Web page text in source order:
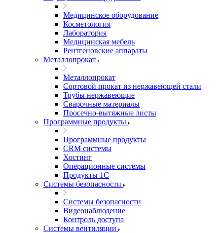
Медицинское оборудование
Косметология
Лаборатория
Медицинская мебель
Рентгеновские аппараты
Металлопрокат
Металлопрокат
Сортовой прокат из нержавеющей стали
Трубы нержавеющие
Сварочные материалы
Просечно-вытяжные листы
Программные продукты
Программные продукты
CRM системы
Хостинг
Операционные системы
Продукты 1С
Системы безопасности
Системы безопасности
Видеонаблюдение
Контроль доступа
Системы вентиляции